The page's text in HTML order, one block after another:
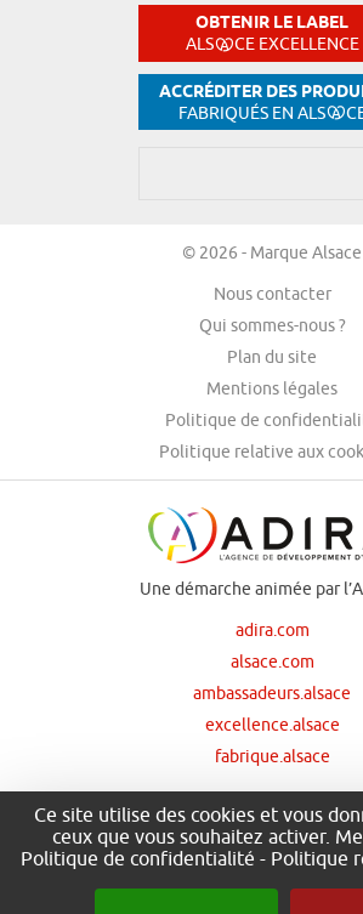
OBTENIR LE LABEL
ALS CE EXCELLENCE
ACCRÉDITER DES
FABRIQUÉS EN ALS
© 2026 - Marque Alsace
Nous contacter
Qui sommes-nous ?
Plan du site
Mentions légales
Politique de
Politique relative aux
Une démarche animée par
adira.com
alsace.com
ambassadeurs.alsace
excellence.alsace
fabrique.alsace
Nos principaux
Ce site utilise des cookies et vous
ceux que vous souhaitez activer.
Politique de confidentialité - Politique